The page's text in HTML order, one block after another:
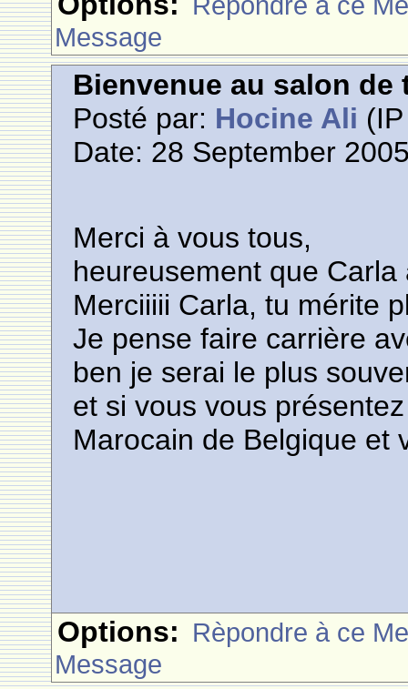
Message
Bienvenue au salon de
Posté par: Hocine Ali
Date: 28 September
Merci à vous tous,
heureusement que
Merciiiii Carla, tu mérite
Je pense faire carrière
ben je serai le plus
et si vous vous
Marocain de Belgique et
Options: Rèpondre à ce
Message